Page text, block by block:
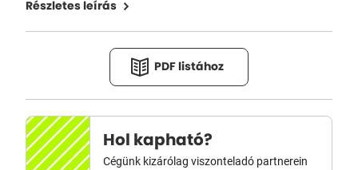
Részletes leírás
PDF listához
Hol kapható?
Cégünk kizárólag viszonteladó partnerein